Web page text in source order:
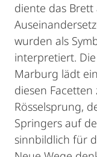
diente das
wurden als
interpretiert.
Marburg lädt
diesen
Rösselsprung,
Springers auf
sinnbildlich für